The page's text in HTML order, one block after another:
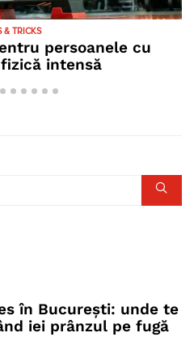
& TRICKS
persoanele cu
intensă
în București: unde te
iei prânzul pe fugă